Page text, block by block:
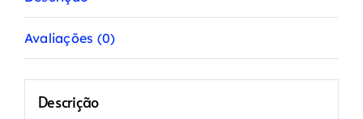
Avaliações (0)
Descrição